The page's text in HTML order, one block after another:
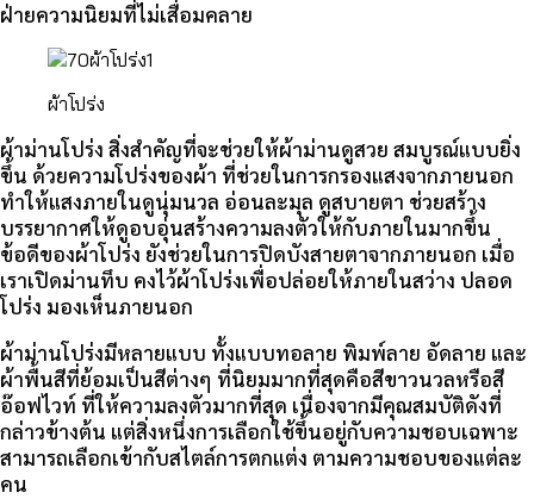
ฝ่ายความนิยมที่ไม่เสื่อมคลาย
ผ้าโปร่ง
ผ้าม่านโปร่ง สิ่งสำคัญที่จะช่วยให้ผ้าม่านดูสวย สมบูรณ์แบบยิ่ง
ขึ้น ด้วยความโปร่งของผ้า ที่ช่วยในการกรองแสงจากภายนอก
ทำให้แสงภายในดูนุ่มนวล อ่อนละมุล ดูสบายตา ช่วยสร้าง
บรรยากาศให้ดูอบอุ่นสร้างความลงตัวให้กับภายในมากขึ้น
ข้อดีของผ้าโปร่ง ยังช่วยในการปิดบังสายตาจากภายนอก เมื่อ
เราเปิดม่านทึบ คงไว้ผ้าโปร่งเพื่อปล่อยให้ภายในสว่าง ปลอด
โปร่ง มองเห็นภายนอก
ผ้าม่านโปร่งมีหลายแบบ ทั้งแบบทอลาย พิมพ์ลาย อัดลาย และ
ผ้าพื้นสีที่ย้อมเป็นสีต่างๆ ที่นิยมมากที่สุดคือสีขาวนวลหรือสี
อ๊อฟไวท์ ที่ให้ความลงตัวมากที่สุด เนื่องจากมีคุณสมบัติดังที่
กล่าวข้างต้น แต่สิ่งหนึ่งการเลือกใช้ขึ้นอยู่กับความชอบเฉพาะ
สามารถเลือกเข้ากับสไตล์การตกแต่ง ตามความชอบของแต่ละ
คน